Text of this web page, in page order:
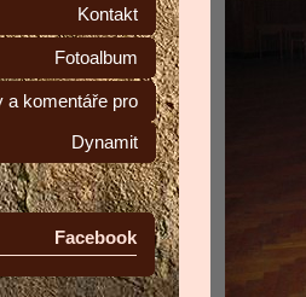
Kontakt
Fotoalbum
a komentáře pro
Dynamit
Facebook